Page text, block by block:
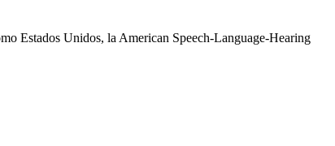
Estados Unidos, la American Speech-Language-Hearing